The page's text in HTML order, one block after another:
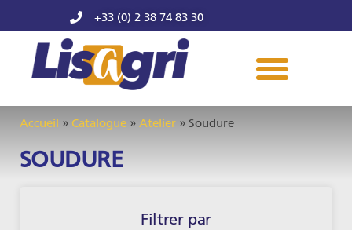
+33 (0) 2 38 74 83 30
Accueil » Catalogue » Atelier » Soudure
SOUDURE
Filtrer par